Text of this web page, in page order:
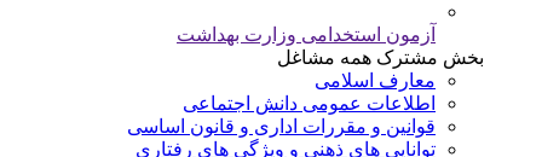
آزمون استخدامی وزارت بهداشت
بخش مشترک همه مشاغل
معارف اسلامی
اطلاعات عمومی دانش اجتماعی
قوانین و مقررات اداری و قانون اساسی
توانایی های ذهنی و ویژگی های رفتاری